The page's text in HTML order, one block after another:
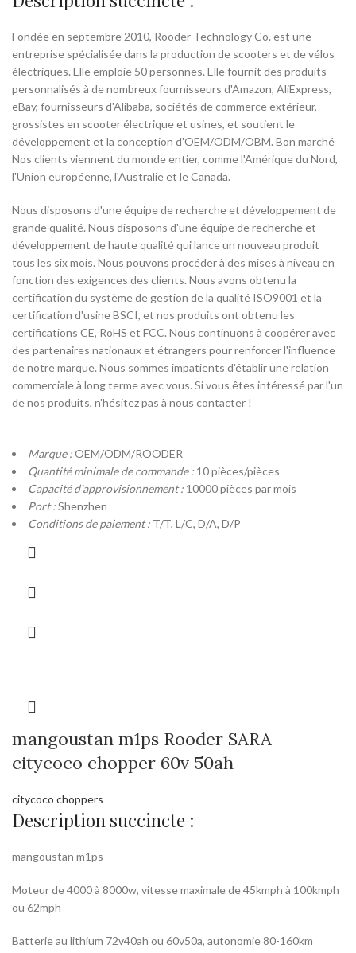
Fondée en septembre 2010, Rooder Technology Co. est une
entreprise spécialisée dans la production de scooters et de vélos
électriques. Elle emploie 50 personnes. Elle fournit des produits
personnalisés à de nombreux fournisseurs d'Amazon, AliExpress,
eBay, fournisseurs d'Alibaba, sociétés de commerce extérieur,
grossistes en scooter électrique et usines, et soutient le
développement et la conception d'OEM/ODM/OBM. Bon marché
Nos clients viennent du monde entier, comme l'Amérique du Nord,
l'Union européenne, l'Australie et le Canada.
Nous disposons d'une équipe de recherche et développement de
grande qualité. Nous disposons d'une équipe de recherche et
développement de haute qualité qui lance un nouveau produit
tous les six mois. Nous pouvons procéder à des mises à niveau en
fonction des exigences des clients. Nous avons obtenu la
certification du système de gestion de la qualité ISO9001 et la
certification d'usine BSCI, et nos produits ont obtenu les
certifications CE, RoHS et FCC. Nous continuons à coopérer avec
des partenaires nationaux et étrangers pour renforcer l'influence
de notre marque. Nous sommes impatients d'établir une relation
commerciale à long terme avec vous. Si vous êtes intéressé par l'un
de nos produits, n'hésitez pas à nous contacter !
Marque :OEM/ODM/ROODER
Quantité minimale de commande : 10 pièces/pièces
Capacité d'approvisionnement : 10000 pièces par mois
Port :Shenzhen
Conditions de paiement : T/T, L/C, D/A, D/P
mangoustan m1ps Rooder SARA
citycoco chopper 60v 50ah
citycoco choppers
Description succincte :
mangoustan m1ps
Moteur de 4000 à 8000w, vitesse maximale de 45kmph à 100kmph
ou 62mph
Batterie au lithium 72v40ah ou 60v50a, autonomie 80-160km